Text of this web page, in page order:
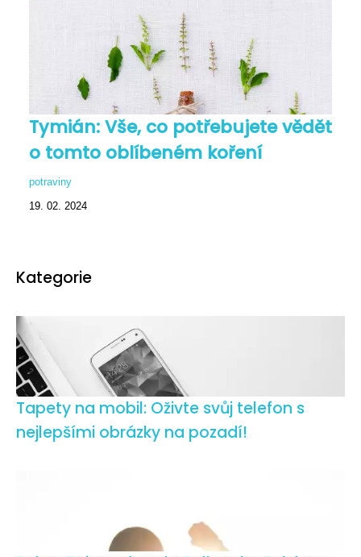
Tymián: Vše, co potřebujete vědět
o tomto oblíbeném koření
potraviny
19. 02. 2024
Kategorie
Tapety na mobil: Oživte svůj telefon s
nejlepšími obrázky na pozadí!